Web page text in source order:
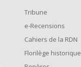
Tribune
e-Recensions
Cahiers de la RDN
Florilège historique